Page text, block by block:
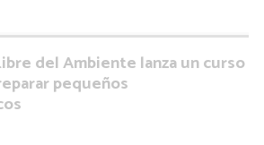
del Ambiente lanza un curso
pequeños